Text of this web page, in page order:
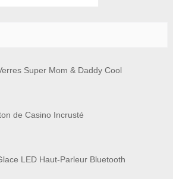
Super Mom & Daddy Cool
de Casino Incrusté
LED Haut-Parleur Bluetooth